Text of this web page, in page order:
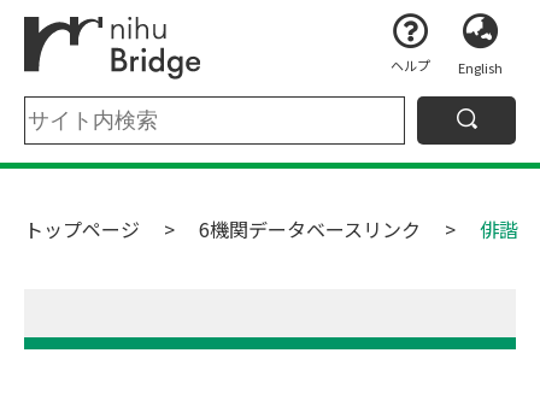
ヘルプ English
トップページ 6機関データベースリンク 俳諧